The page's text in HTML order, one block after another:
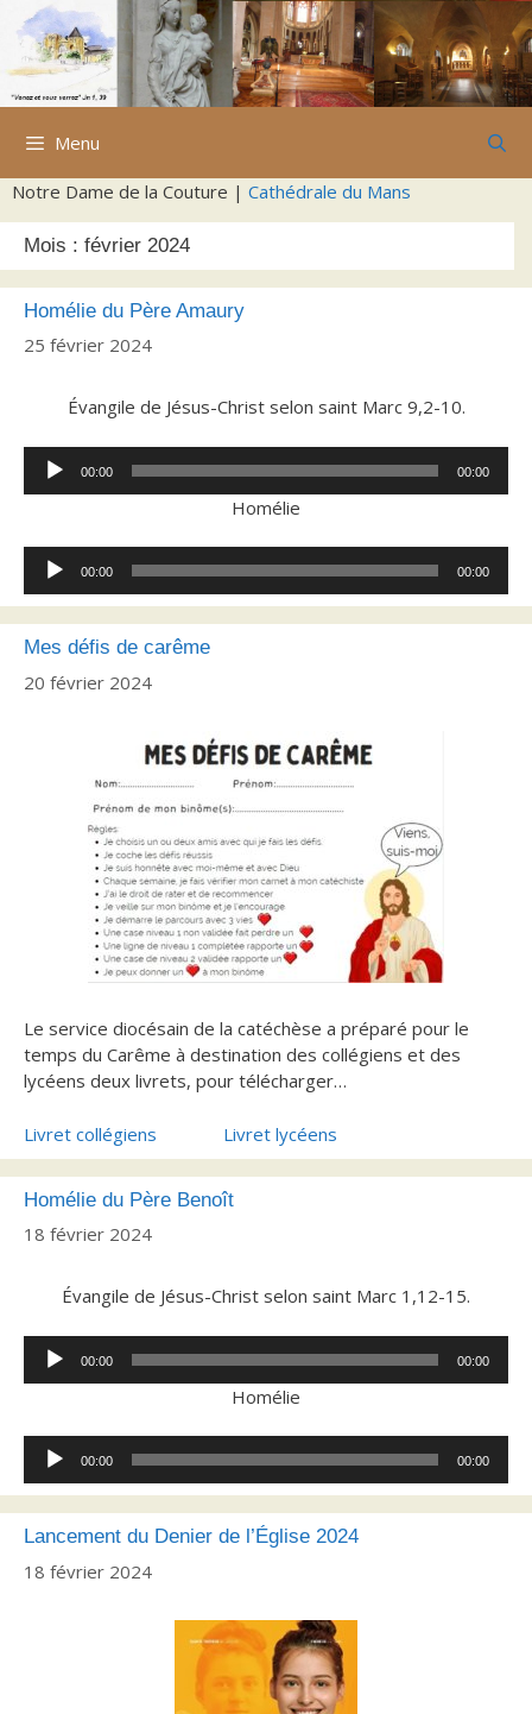
Aller
contenu
Menu
Notre Dame de la Couture | Cathédrale du Mans
Mois : février 2024
Homélie du Père Amaury
25 février 2024
Évangile de Jésus-Christ selon saint Marc 9,2-10.
Lecteur
audio
00:00 00:00
Homélie
Lecteur
audio
00:00 00:00
Mes défis de carême
20 février 2024
Le service diocésain de la catéchèse a préparé pour le
temps du Carême à destination des collégiens et des
lycéens deux livrets, pour télécharger…
Livret collégiens Livret lycéens
Homélie du Père Benoît
18 février 2024
Évangile de Jésus-Christ selon saint Marc 1,12-15.
Lecteur
audio
00:00 00:00
Homélie
Lecteur
audio
00:00 00:00
Lancement du Denier de l’Église 2024
18 février 2024